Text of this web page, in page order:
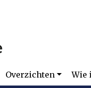
Overzichten Wie